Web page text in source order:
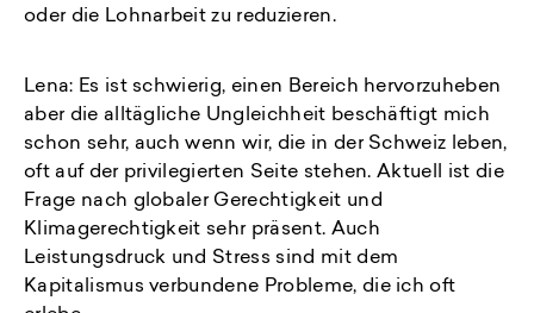
oder die Lohnarbeit zu reduzieren.
Lena: Es ist schwierig, einen Bereich hervorzuheben
aber die alltägliche Ungleichheit beschäftigt mich
schon sehr, auch wenn wir, die in der Schweiz leben,
oft auf der privilegierten Seite stehen. Aktuell ist die
Frage nach globaler Gerechtigkeit und
Klimagerechtigkeit sehr präsent. Auch
Leistungsdruck und Stress sind mit dem
Kapitalismus verbundene Probleme, die ich oft